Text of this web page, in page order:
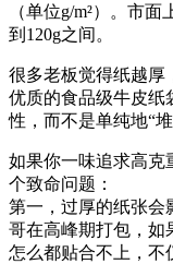
（单位g/m²）。市
到120g之间。
很多老板觉得纸越厚
优质的食品级牛皮纸
性，而不是单纯地“堆
如果你一味追求高克
个致命问题：
第一，过厚的纸张会
哥在高峰期打包，如
怎么都贴合不上，不